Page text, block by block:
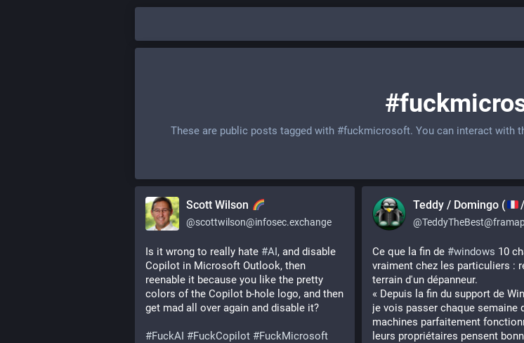
These are public posts tagged with #fuckmicrosoft. You can interact with
Scott Wilson
@scottwilson@infosec.exchange
Is it wrong to really hate #AI, and disable
Copilot in Microsoft Outlook, then
reenable it because you like the pretty
colors of the Copilot b-hole logo, and then
get mad all over again and disable it?
#FuckAI #FuckCopilot #FuckMicrosoft
Teddy / Domingo ( /
@
Ce que la fin de #windows 10
vraiment chez les particuliers :
terrain d'un dépanneur.
« Depuis la fin du support de
je vois passer chaque semaine
machines parfaitement
leurs propriétaires pensent